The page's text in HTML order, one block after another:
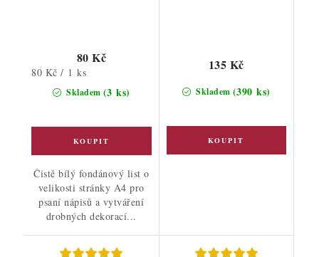
Skladem (3 ks)
80 Kč
Měrná
80 Kč / 1 ks
Čistě bílý fondánový list o
velikosti stránky A4 pro
psaní nápisů a vytváření
drobných dekorací...
Skladem (390 ks)
135 Kč